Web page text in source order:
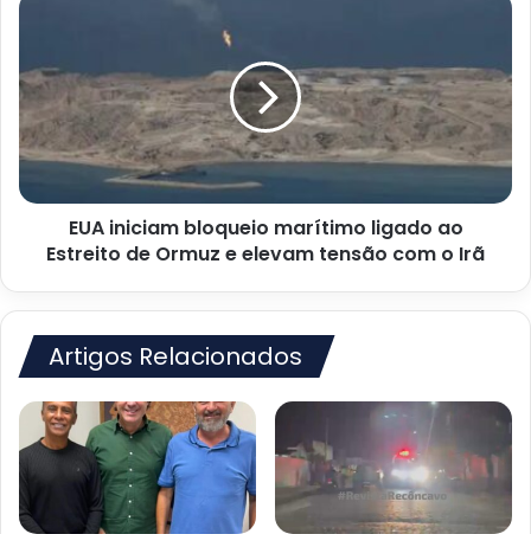
marítimo
ligado
ao
Estreito
Ormuz
elevam
Irã
EUA iniciam bloqueio marítimo ligado ao
Estreito de Ormuz e elevam tensão com o Irã
Artigos Relacionados